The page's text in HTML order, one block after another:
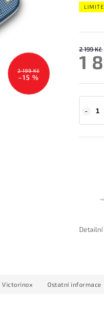
2 199 Kč
–15 %
2 199 Kč
1
Victorinox Ostatní informace